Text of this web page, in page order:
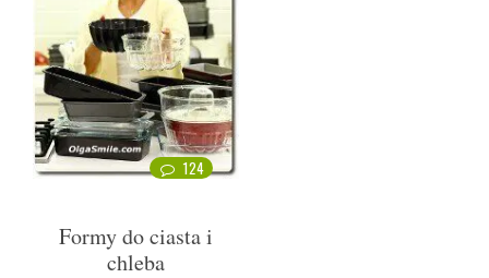
124
Formy do ciasta i
chleba